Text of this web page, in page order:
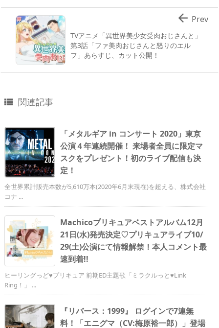
TVアニメ「異世界美少女受肉おじさんと」
第3話「ファ美肉おじさんと怒りのエル
フ」あらすじ、カット公開！
 Prev
 関連記事
「メタルギア in コンサート 2020」東京
公演４年連続開催！ 来場者全員に限定マ
スクをプレゼント！初のライブ配信も決
定！
全世界累計販売本数が5,610万本(2020年6月末現在)を超える、株式会社
コナ ...
Machicoプリキュアベストアルバム12月
21日(水)発売決定♡プリキュアライブ10/
29(土)公演にて情報解禁！本人コメント最
速到着!!
ヒーリングっど♥プリキュア 前期ED主題歌「ミラクルっと♥Link
Ring！」 ...
『リバース：1999​​』​ ​​ログインで7連無
料！「エニグマ（CV:梅原裕一郎）」登場